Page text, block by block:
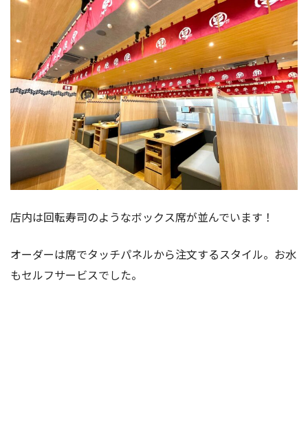
店内は回転寿司のようなボックス席が並んでいます！
オーダーは席でタッチパネルから注文するスタイル。お水
もセルフサービスでした。